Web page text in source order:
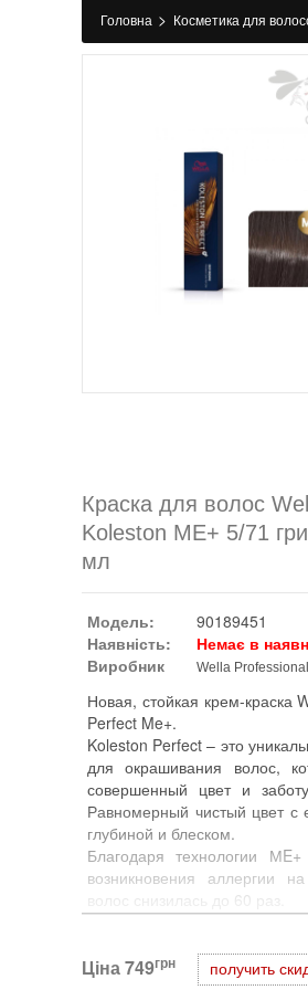
Головна > Косметика для
Фарбування>Фарба для
для волос Wella Koleston ME+ 5/
Краска для волос
Koleston ME+ 5/71
мл
Модель:
90189451
Наявність:
Немає в
Виробник
Wella Professional
Новая, стойкая крем-краска
Perfect Me+.
Koleston Perfect – это
для окрашивания волос,
совершенный цвет и
Равномерный чистый цвет с
глубиной и блеском.
Благодаря технологии МE+
возникновения аллергии
волос снизилась до 60 раз.
До 100 % закрашивание
Perfect Special Blonde, до 3
Ціна749грн получить